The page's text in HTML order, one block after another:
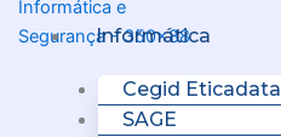
Informática
Cegid Eticadata
SAGE
Menu